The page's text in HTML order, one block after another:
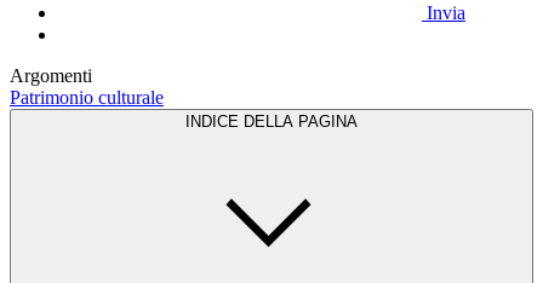
Invia
Argomenti
Patrimonio culturale
INDICE DELLA PAGINA